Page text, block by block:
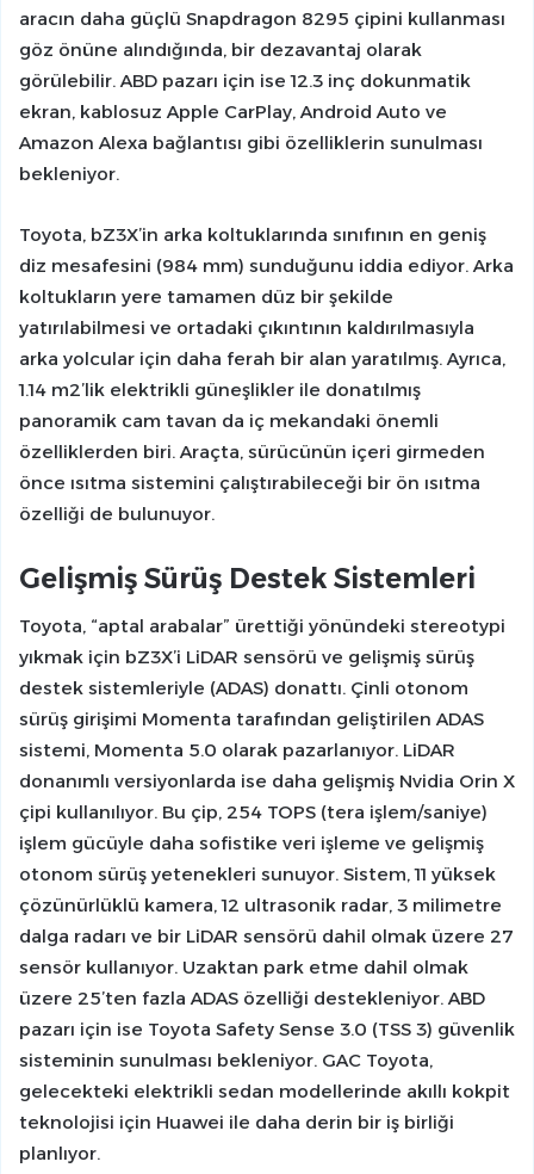
aracın daha güçlü Snapdragon 8295 çipini kullanması
göz önüne alındığında, bir dezavantaj olarak
görülebilir. ABD pazarı için ise 12.3 inç dokunmatik
ekran, kablosuz Apple CarPlay, Android Auto ve
Amazon Alexa bağlantısı gibi özelliklerin sunulması
bekleniyor.
Toyota, bZ3X’in arka koltuklarında sınıfının en geniş
diz mesafesini (984 mm) sunduğunu iddia ediyor. Arka
koltukların yere tamamen düz bir şekilde
yatırılabilmesi ve ortadaki çıkıntının kaldırılmasıyla
arka yolcular için daha ferah bir alan yaratılmış. Ayrıca,
1.14 m2’lik elektrikli güneşlikler ile donatılmış
panoramik cam tavan da iç mekandaki önemli
özelliklerden biri. Araçta, sürücünün içeri girmeden
önce ısıtma sistemini çalıştırabileceği bir ön ısıtma
özelliği de bulunuyor.
Gelişmiş Sürüş Destek Sistemleri
Toyota, “aptal arabalar” ürettiği yönündeki stereotypi
yıkmak için bZ3X’i LiDAR sensörü ve gelişmiş sürüş
destek sistemleriyle (ADAS) donattı. Çinli otonom
sürüş girişimi Momenta tarafından geliştirilen ADAS
sistemi, Momenta 5.0 olarak pazarlanıyor. LiDAR
donanımlı versiyonlarda ise daha gelişmiş Nvidia Orin X
çipi kullanılıyor. Bu çip, 254 TOPS (tera işlem/saniye)
işlem gücüyle daha sofistike veri işleme ve gelişmiş
otonom sürüş yetenekleri sunuyor. Sistem, 11 yüksek
çözünürlüklü kamera, 12 ultrasonik radar, 3 milimetre
dalga radarı ve bir LiDAR sensörü dahil olmak üzere 27
sensör kullanıyor. Uzaktan park etme dahil olmak
üzere 25’ten fazla ADAS özelliği destekleniyor. ABD
pazarı için ise Toyota Safety Sense 3.0 (TSS 3) güvenlik
sisteminin sunulması bekleniyor. GAC Toyota,
gelecekteki elektrikli sedan modellerinde akıllı kokpit
teknolojisi için Huawei ile daha derin bir iş birliği
planlıyor.